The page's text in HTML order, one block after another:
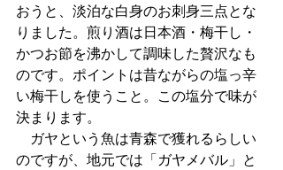
おうと、淡泊な白身のお刺身三点とな
りました。煎り酒は日本酒・梅干し・
かつお節を沸かして調味した贅沢なも
のです。ポイントは昔ながらの塩っ辛
い梅干しを使うこと。この塩分で味が
決まります。
ガヤという魚は青森で獲れるらしい
のですが、地元では「ガヤメバル」と